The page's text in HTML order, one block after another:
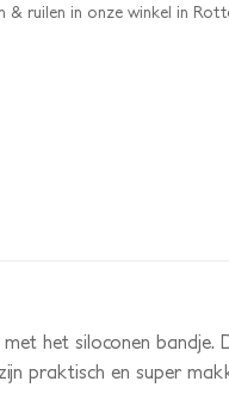
& ruilen in onze winkel in
het siloconen bandje.
praktisch en super